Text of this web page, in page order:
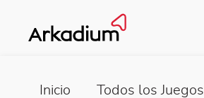
Inicio Todos los Juegos